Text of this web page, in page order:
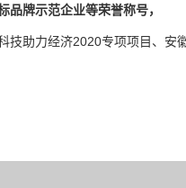
品牌示范企业等荣誉称号，
技助力经济2020专项项目、安